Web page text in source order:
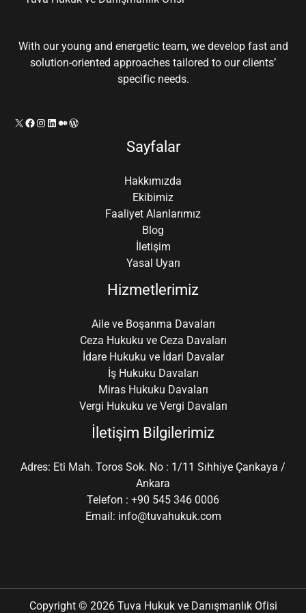
With our young and energetic team, we develop fast and
solution-oriented approaches tailored to our clients’
specific needs.
X Facebook
Instagram
LinkedIn
OrtaWordPress
Sayfalar
Hakkımızda
Ekibimiz
Faaliyet Alanlarımız
Blog
İletişim
Yasal Uyarı
Hizmetlerimiz
Aile ve Boşanma Davaları
Ceza Hukuku ve Ceza Davaları
İdare Hukuku ve İdari Davalar
İş Hukuku Davaları
Miras Hukuku Davaları
Vergi Hukuku ve Vergi Davaları
İletişim Bilgilerimiz
Adres: Eti Mah. Toros Sok. No : 1/11 Sıhhiye Çankaya /
Ankara
Telefon : +90 545 346 0006
Email: info@tuvahukuk.com
Copyright © 2026 Tuva Hukuk ve Danışmanlık Ofisi